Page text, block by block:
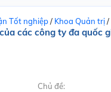
Tốt nghiệp/ Khoa Quản trị/
các công ty đa quốc
Chủ đề: